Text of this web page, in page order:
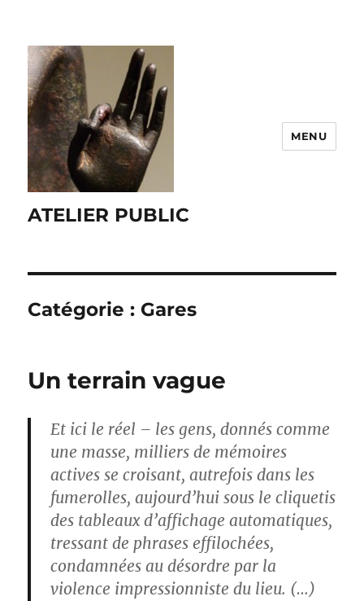
ATELIER PUBLIC
MENU
Catégorie : Gares
Un terrain vague
Et ici le réel – les gens, donnés comme
une masse, milliers de mémoires
actives se croisant, autrefois dans les
fumerolles, aujourd’hui sous le cliquetis
des tableaux d’affichage automatiques,
tressant de phrases effilochées,
condamnées au désordre par la
violence impressionniste du lieu. (…)